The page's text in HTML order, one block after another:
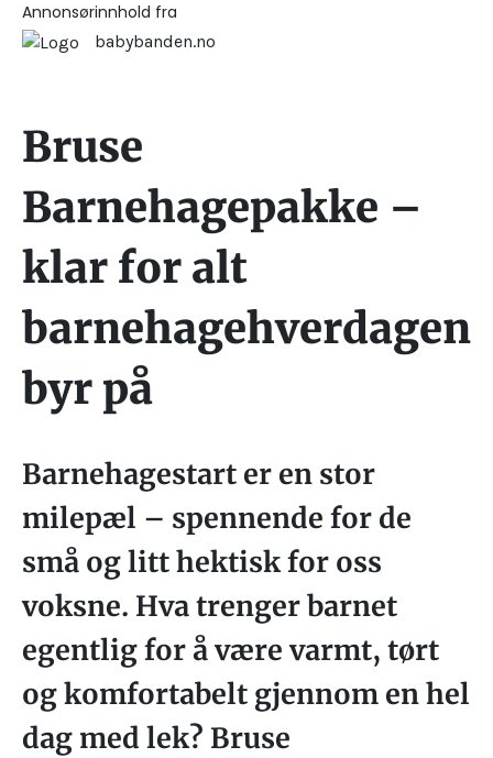
Annonsørinnhold fra
babybanden.no
Bruse
Barnehagepakke –
klar for alt
barnehagehverdagen
byr på
Barnehagestart er en stor
milepæl – spennende for de
små og litt hektisk for oss
voksne. Hva trenger barnet
egentlig for å være varmt, tørt
og komfortabelt gjennom en hel
dag med lek? Bruse